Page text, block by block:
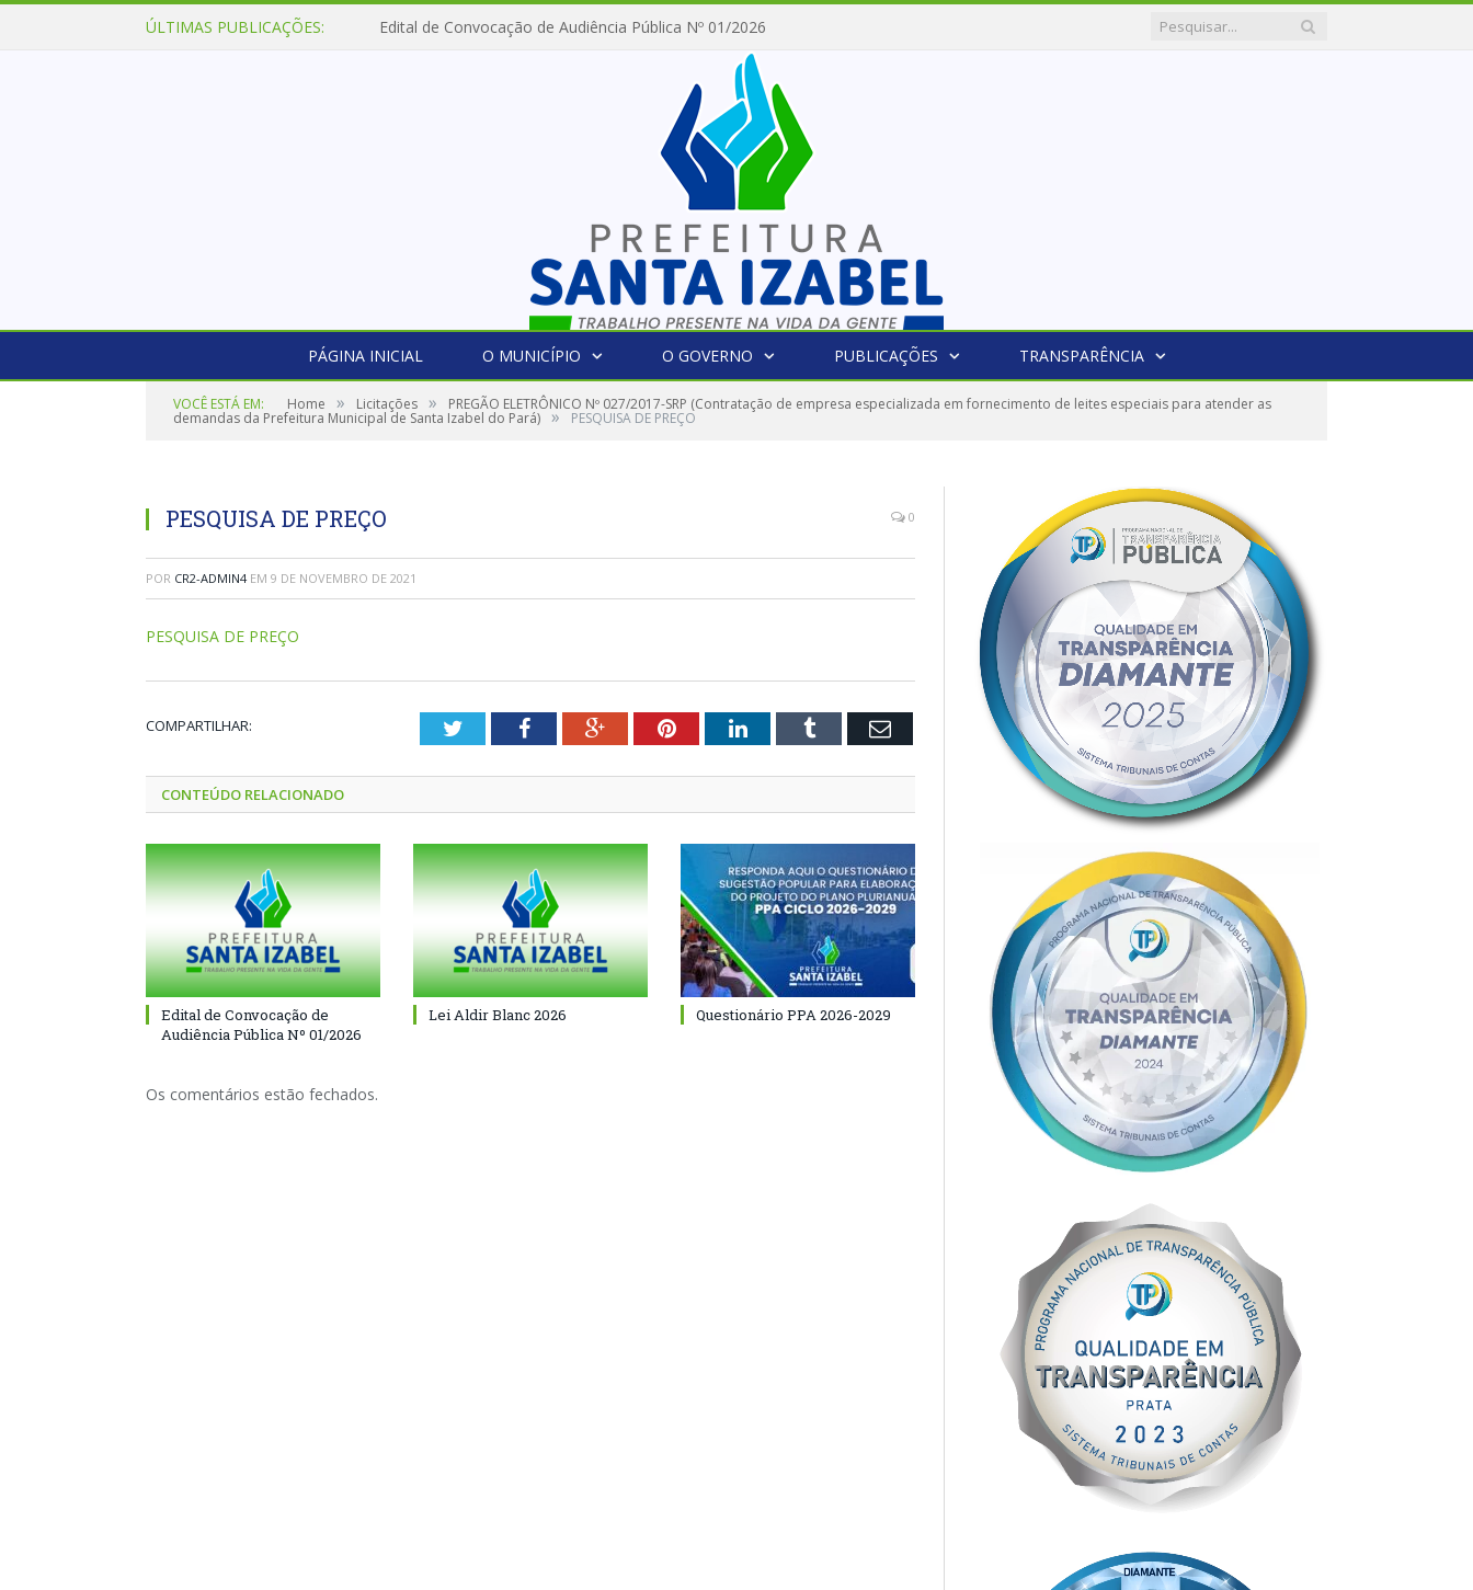
ÚLTIMAS PUBLICAÇÕES: Edital de Convocação de Audiência Pública Nº 01/2026
PÁGINA INICIAL O MUNICÍPIO O GOVERNO PUBLICAÇÕES TRANSPARÊNCIA
VOCÊ ESTÁ EM: Home » Licitações » PREGÃO ELETRÔNICO Nº 027/2017-SRP (Contratação de empresa especializada em fornecimento de leites especiais para atender as
demandas da Prefeitura Municipal de Santa Izabel do Pará) » PESQUISA DE PREÇO
PESQUISA DE PREÇO 0
POR CR2-ADMIN4 EM 9 DE NOVEMBRO DE 2021
PESQUISA DE PREÇO
COMPARTILHAR: TwitterFacebookGoogle+PinterestLinkedInTumblr Email
CONTEÚDO RELACIONADO
Edital de Convocação de
Audiência Pública Nº 01/2026
Lei Aldir Blanc 2026 Questionário PPA 2026-2029
Os comentários estão fechados.